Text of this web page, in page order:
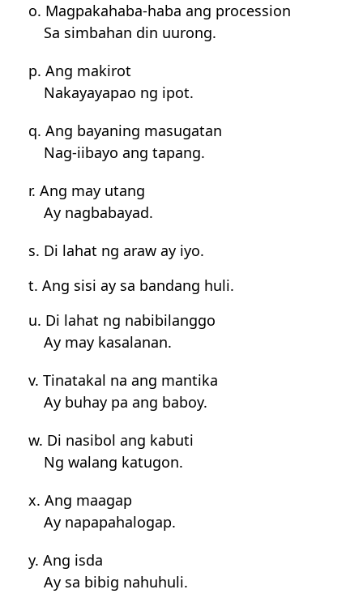
o. Magpakahaba-haba ang procession
Sa simbahan din uurong.
p. Ang makirot
Nakayayapao ng ipot.
q. Ang bayaning masugatan
Nag-iibayo ang tapang.
r. Ang may utang
Ay nagbabayad.
s. Di lahat ng araw ay iyo.
t. Ang sisi ay sa bandang huli.
u. Di lahat ng nabibilanggo
Ay may kasalanan.
v. Tinatakal na ang mantika
Ay buhay pa ang baboy.
w. Di nasibol ang kabuti
Ng walang katugon.
x. Ang maagap
Ay napapahalogap.
y. Ang isda
Ay sa bibig nahuhuli.